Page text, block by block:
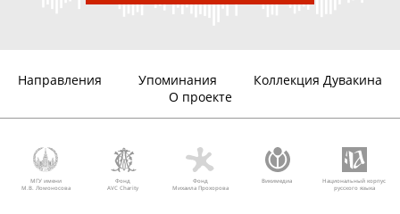
Направления Упоминания
Коллекция Дувакина
О проекте
МГУ имени
М.В. Ломоносова
Фонд
AVC Charity
Фонд
Михаила Прохорова
Викимедиа
Национальный корпус
русского языка